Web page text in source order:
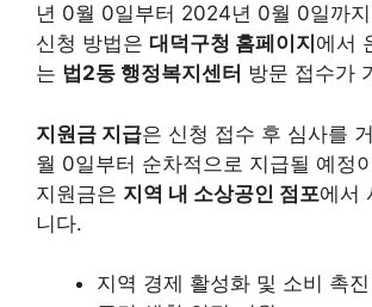
년 0월 0일부터 2024년 0월 0일까
신청 방법은 대덕구청 홈페이지 에서
는 법2동 행정복지센터 방문 접수가
지원금 지급은 신청 접수 후 심사를
월 0일부터 순차적으로 지급될 예정
지원금은 지역 내 소상공인 점포에서
니다.
지역 경제 활성화 및 소비 촉진